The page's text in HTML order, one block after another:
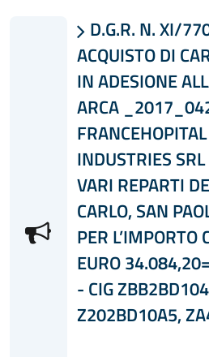
 D.G.R. N. XI/
ACQUISTO DI
IN ADESIONE
ARCA
INDUSTRIES
VARI REPARTI
CARLO, SAN
PER L’IMPORTO
EURO
- CIG
Z202BD10A5,